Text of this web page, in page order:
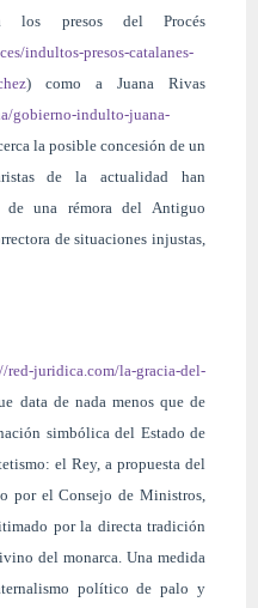
los presos del Procés
indultos-presos-catalanes-
) como a Juana Rivas
gobierno-indulto-juana-
la posible concesión de un
de la actualidad han
de una rémora del Antiguo
de situaciones injustas,
red-juridica.com/la-gracia-del-
data de nada menos que de
simbólica del Estado de
el Rey, a propuesta del
por el Consejo de Ministros,
por la directa tradición
del monarca. Una medida
político de palo y